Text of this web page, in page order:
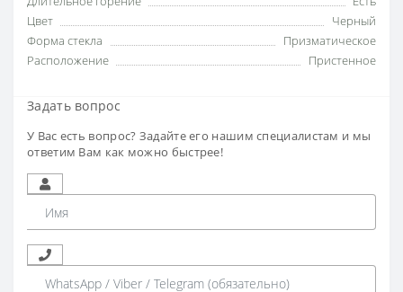
Цвет
Черный
Форма стекла
Призматическое
Расположение
Пристенное
Задать вопрос
У Вас есть вопрос? Задайте его нашим специалистам и мы
ответим Вам как можно быстрее!